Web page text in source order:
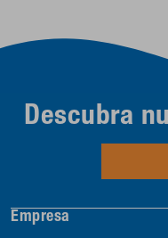
Empresa
Descubra